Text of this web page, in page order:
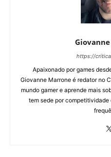
https://
Apaixonado por games
Giovanne Marrone é redator no
mundo gamer e aprende mais
tem sede por competitividade